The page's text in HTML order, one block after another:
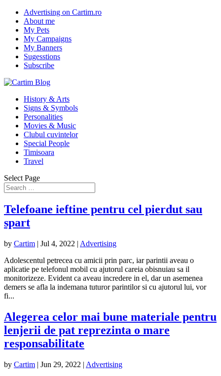
Advertising on Cartim.ro
About me
My Pets
My Campaigns
My Banners
Sugesstions
Subscribe
History & Arts
Signs & Symbols
Personalities
Movies & Music
Clubul cuvintelor
Special People
Timisoara
Travel
Select Page
Telefoane ieftine pentru cel pierdut sau
spart
by Cartim | Jul 4, 2022 | Advertising
Adolescentul petrecea cu amicii prin parc, iar parintii aveau o
aplicatie pe telefonul mobil cu ajutorul careia obisnuiau sa il
monitorizeze. Evident ca aveau incredere in el, dar un asemenea
demers se afla la indemana tuturor parintilor si cu ajutorul lui, vor
fi...
Alegerea celor mai bune materiale pentru
lenjerii de pat reprezinta o mare
responsabilitate
by Cartim | Jun 29, 2022 | Advertising